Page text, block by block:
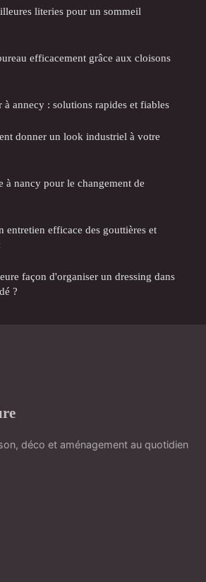
literies pour un sommeil
efficacement grâce aux cloisons
à annecy : solutions rapides et fiables
donner un look industriel à votre
à nancy pour le changement de
entretien efficace des gouttières et
façon d'organiser un dressing dans
?
déco et aménagement au quotidien